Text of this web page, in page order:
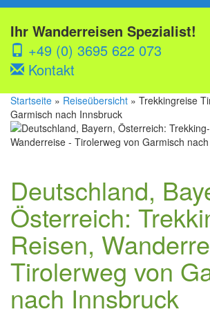
Ihr Wanderreisen Spezialist!
+49 (0) 3695 622 073
Kontakt
Startseite » Reiseübersicht » Trekkingreise
Garmisch nach Innsbruck
Deutschland,
Österreich:
Reisen,
Tirolerweg von
nach Innsbruck